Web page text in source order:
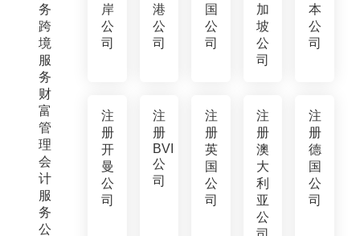
务
跨
境
服
务
财
富
管
理
会
计
服
务
公
岸
公
司
港
公
司
国
公
司
加
坡
公
司
本
公
司
注
册
开
曼
公
司
注
册
BVI
公
司
注
册
英
国
公
司
注
册
澳
大
利
亚
公
注
册
德
国
公
司